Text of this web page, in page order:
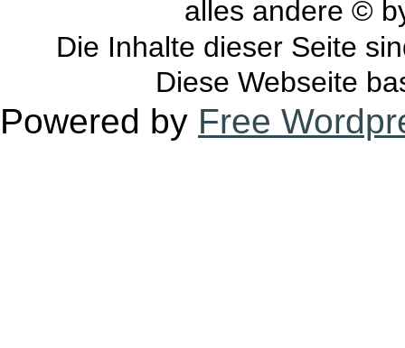
alles andere ©
Die Inhalte dieser Seite
Diese Webseite
Powered by Free